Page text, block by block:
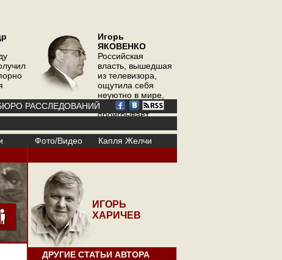
Игорь
ЯКОВЕНКО
Российская
власть, вышедшая
из телевизора,
ощутила себя
неуютно в мире,
где телевизор
проигрывает
РАССЛЕДОВАНИЙ
Фото/Видео
Капля Желчи
ИГОРЬ
ХАРИЧЕВ
ДРУГИЕ СТАТЬИ АВТОРА